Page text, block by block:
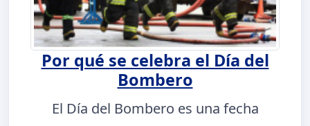
Por qué se celebra el Día del
Bombero
El Día del Bombero es una fecha